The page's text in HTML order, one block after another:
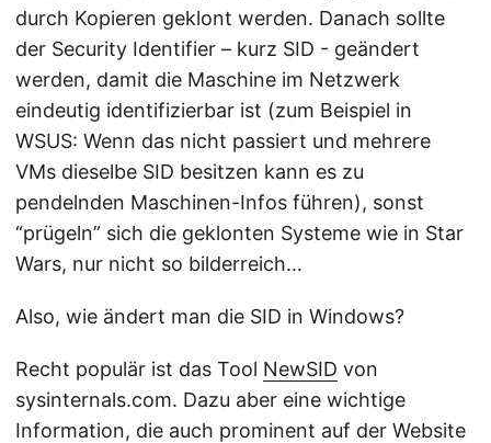
durch Kopieren geklont werden. Danach sollte
der Security Identifier – kurz SID - geändert
werden, damit die Maschine im Netzwerk
eindeutig identifizierbar ist (zum Beispiel in
WSUS: Wenn das nicht passiert und mehrere
VMs dieselbe SID besitzen kann es zu
pendelnden Maschinen-Infos führen), sonst
“prügeln” sich die geklonten Systeme wie in Star
Wars, nur nicht so bilderreich…
Also, wie ändert man die SID in Windows?
Recht populär ist das Tool NewSID von
sysinternals.com. Dazu aber eine wichtige
Information, die auch prominent auf der Website